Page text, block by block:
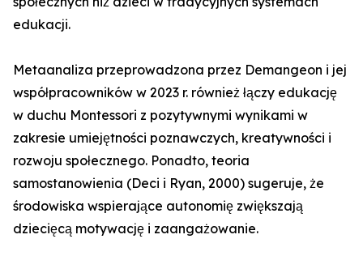
edukacji.
Metaanaliza przeprowadzona przez Demangeon i jej
współpracowników w 2023 r. również łączy edukację
w duchu Montessori z pozytywnymi wynikami w
zakresie umiejętności poznawczych, kreatywności i
rozwoju społecznego. Ponadto, teoria
samostanowienia (Deci i Ryan, 2000) sugeruje, że
środowiska wspierające autonomię zwiększają
dziecięcą motywację i zaangażowanie.